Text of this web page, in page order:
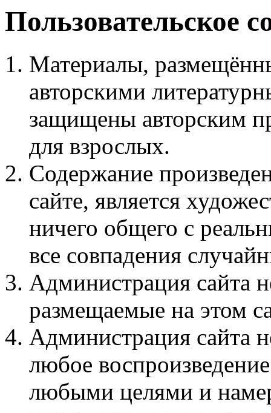
Пользовательское
Материалы,
авторскими
защищены авторским
для взрослых.
Содержание
сайте, является
ничего общего с
все совпадения
Администрация сайта
размещаемые на этом
Администрация сайта
любое
любыми целями и